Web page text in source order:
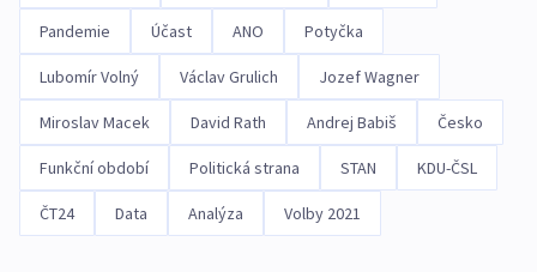
Pandemie Účast ANO Potyčka
Lubomír Volný Václav Grulich Jozef Wagner
Miroslav Macek David Rath Andrej Babiš Česko
Funkční období Politická strana STAN KDU-ČSL
ČT24 Data Analýza Volby 2021